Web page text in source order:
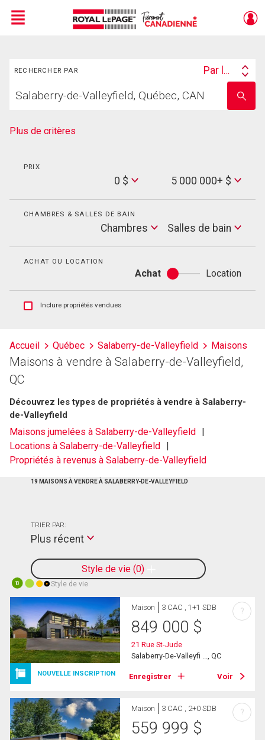
Menu
RECHERCHER PAR
Search
Par lieu
votre
nom
Plus de critères
PRIX
0 $
Max
Price
5 000 000+ $
CHAMBRES & SALLES DE BAIN
Chambres
Salles
de
Salles de bain
ACHAT OU LOCATION
Achat
Achat
ou
Location
Afficher
et
les
d'inscriptions
Inclure propriétés vendues
Accueil Québec Salaberry-de-Valleyfield Maisons
Maisons à vendre à Salaberry-de-Valleyfield,
QC
Découvrez les types de propriétés à vendre à Salaberry-
de-Valleyfield
Maisons jumelées à Salaberry-de-Valleyfield
Locations à Salaberry-de-Valleyfield
Propriétés à revenus à Salaberry-de-Valleyfield
19 MAISONS À VENDRE À SALABERRY-DE-VALLEYFIELD
Style de vie 0
TRIER PAR:
Plus récent
10 Style de vie
NOUVELLE INSCRIPTION
Maison 3 CAC , 1+1 SDB
849 000 $
21 Rue St-Jude
Salaberry-De-Valleyfi ..., QC
Enregistrer Voir
?
Maison 3 CAC , 2+0 SDB
559 999 $
?